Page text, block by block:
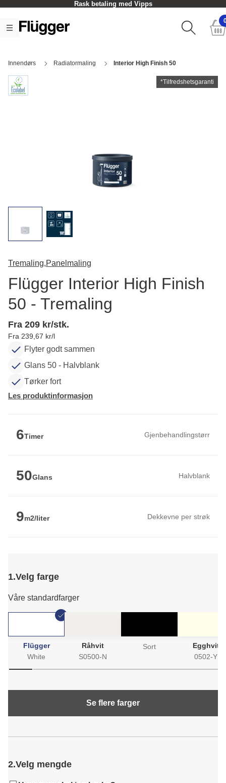
Rask betaling med Vipps
Innendørs Radiatormaling Interior High Finish 50
*Tilfredshetsgaranti
Tremaling,Panelmaling
Flügger Interior High Finish
50 - Tremaling
Fra 209 kr/stk.
Fra 239,67 kr/l
Flyter godt sammen
Glans 50 - Halvblank
Tørker fort
Les produktinformasjon
6Timer Gjenbehandlingstørr
50Glans Halvblank
9m2/liter Dekkevne per strøk
1.Velg farge
Våre standardfarger
Flügger
White
Råhvit
S0500-N
Sort
Egghvit
0502-Y
Se flere farger
2.Velg mengde